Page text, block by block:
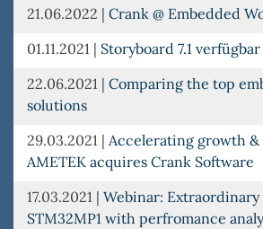
21.06.2022 | Crank @ Embedded
01.11.2021 | Storyboard 7.1 verfügbar
22.06.2021 | Comparing the top
solutions
29.03.2021 | Accelerating growth
AMETEK acquires Crank Software
17.03.2021 | Webinar: Extraordinary
STM32MP1 with perfromance